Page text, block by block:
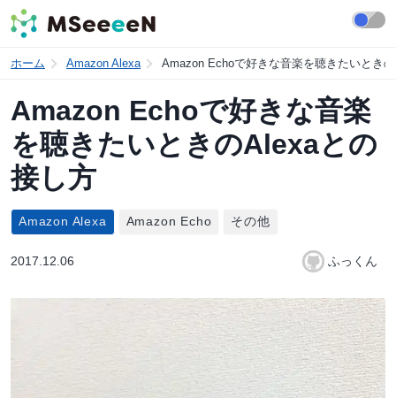
ホーム Amazon Alexa Amazon Echoで好きな音楽を聴きたいとき
Amazon Echoで好きな音楽
を聴きたいときのAlexaとの
接し方
Amazon Alexa Amazon Echo その他
2017.12.06 ふっくん